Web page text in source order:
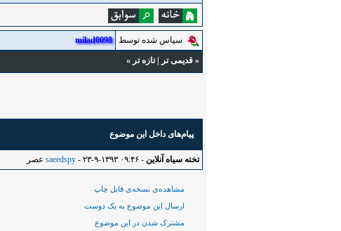
سپاس شده توسط milad0098
« قدیمی تر |تازه‌ تر »
پیام‌های داخل این موضوع
تخته سیاه آنلاین -
saeedspy - ۲۳-۹-۱۳۹۳ ۰۹:۴۶ عصر
مشاهده‌ی نسخه‌ی قابل چاپ
ارسال این موضوع به یک دوست
مشترک شدن در این موضوع